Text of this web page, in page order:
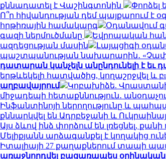
քննադատել է Վաշինգտոնին
Փորձել
Ո՞ր հիվանդության դեմ պայքարում է
հրթիռային համակարգ
Օդանավում
գազի ներմուծմանը
Եվրոպական
ազդեցության մասին
Լայպցիգի
պաշտպանության նախարարին․
դատարան կանչելն անընդունելի է
երթևեկելի հատվածից, կողաշրջվել
աղբավայրում
Կոբախիձե. Վրաստանի
միջադեպի հետաքննություն․
Ինֆանտինոյի ներողությունը և
քննարկվել են Ադրբեջանի և
Այս ձևով ինձ փորձում են լռեցնել,
Մելիքյանն արձագանքել է կողակից
Իտալիայի 27 քաղաքներում տապի
առաջնորդվել բացառապես